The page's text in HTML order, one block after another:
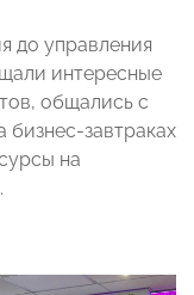
до управления
интересные
общались с
завтраках
на